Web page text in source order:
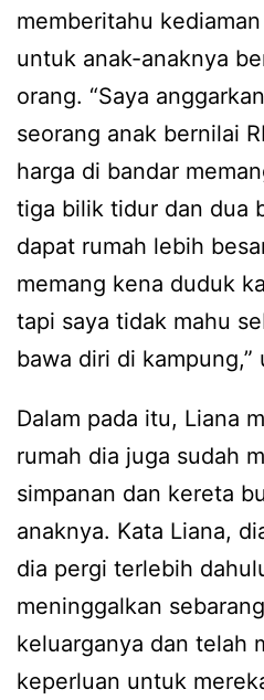
memberitahu
untuk anak-anaknya
orang. “Saya
seorang anak bernilai
harga di bandar
tiga bilik tidur dan dua
dapat rumah lebih
memang kena duduk
tapi saya tidak mahu
bawa diri di kampung,”
Dalam pada itu, Liana
rumah dia juga sudah
simpanan dan kereta
anaknya. Kata Liana,
dia pergi terlebih
meninggalkan
keluarganya dan telah
keperluan untuk